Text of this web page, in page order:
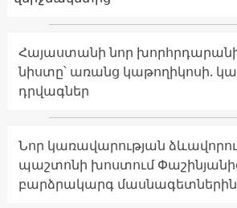
Հայաստանի նոր
նիստը՝ առանց կաթողիկոսի.
դրվագներ
Նոր կառավարության
պաշտոնի խոստում
բարձրակարգ մասնագետներին